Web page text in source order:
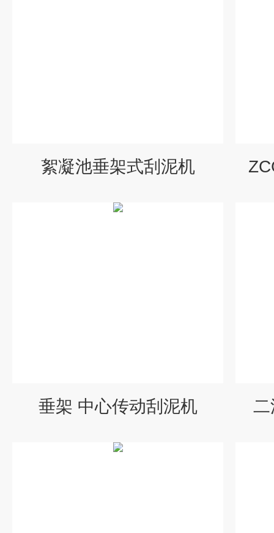
絮凝池垂架式刮泥机
垂架 中心传动刮泥机 二